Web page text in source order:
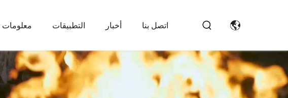
معلومات التطبيقات أخبار اتصل بنا